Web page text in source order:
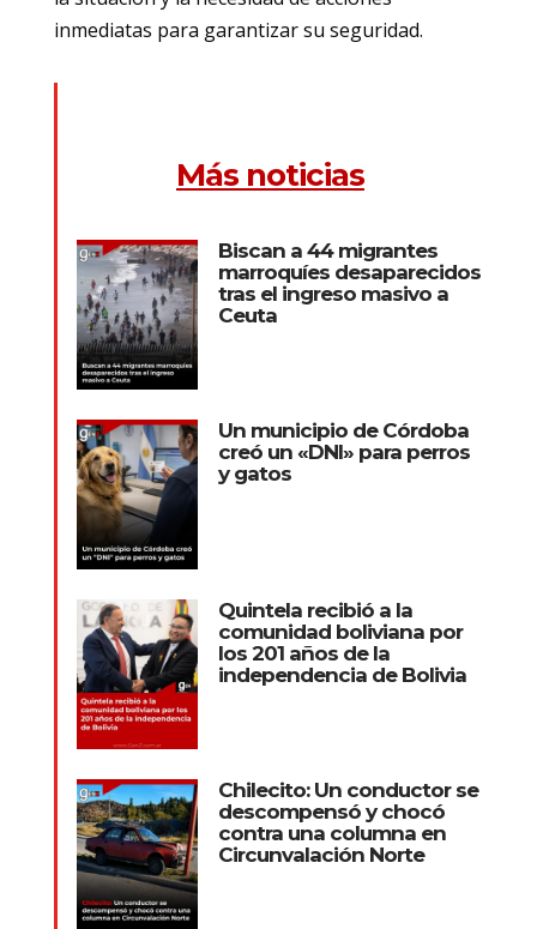
inmediatas para garantizar su seguridad.
Más noticias
Biscan a 44 migrantes
marroquíes desaparecidos
tras el ingreso masivo a
Ceuta
Un municipio de Córdoba
creó un «DNI» para perros
y gatos
Quintela recibió a la
comunidad boliviana por
los 201 años de la
independencia de Bolivia
Chilecito: Un conductor se
descompensó y chocó
contra una columna en
Circunvalación Norte